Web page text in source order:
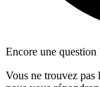
Encore une question
Vous ne trouvez pas